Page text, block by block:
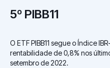
5º PIBB11
O ETF PIBB11 segue o Índice
rentabilidade de 0,8% nos
setembro de 2022.